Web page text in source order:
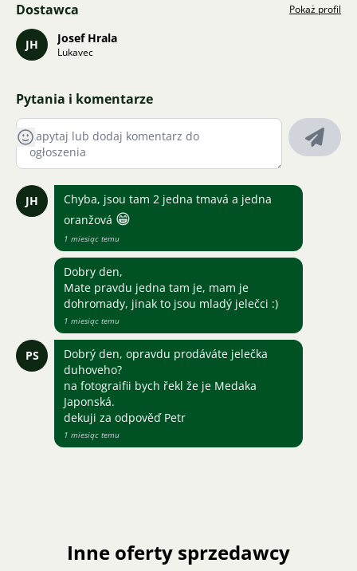
Dostawca Pokaż profil
JH Josef Hrala
Lukavec
Pytania i komentarze
JH
Chyba, jsou tam 2 jedna tmavá a jedna
oranžová 😁
1 miesiąc temu
Dobry den,
Mate pravdu jedna tam je, mam je
dohromady, jinak to jsou mladý jelečci :)
1 miesiąc temu
PS
Dobrý den, opravdu prodáváte jelečka
duhoveho?
na fotograifii bych řekl že je Medaka
Japonská.
dekuji za odpověď Petr
1 miesiąc temu
Inne oferty sprzedawcy